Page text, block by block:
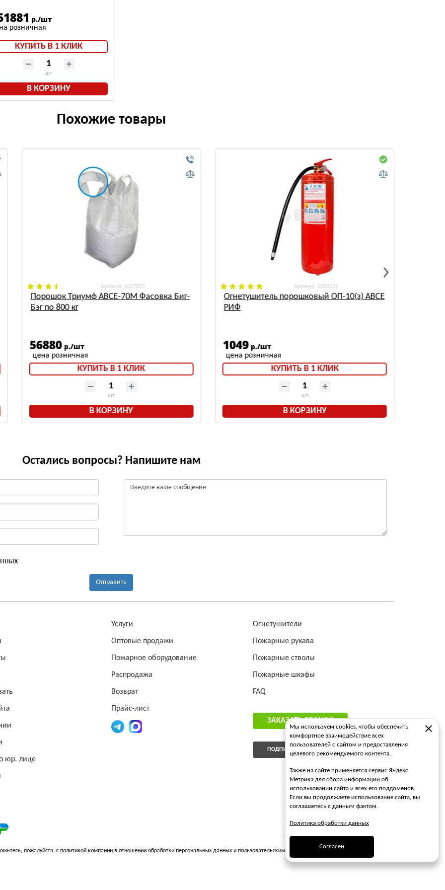
р./шт
КУПИТЬ В 1 КЛИК
шт
В КОРЗИНУ
Похожие товары
: 1007825
Порошок Триумф АВСЕ-70М Фасовка Биг-
Бэг по 800 кг
56880 р./шт
КУПИТЬ В 1 КЛИК
шт
В КОРЗИНУ
: 1003131
Огнетушитель порошковый ОП-10(з) АВСЕ
РИФ
1049 р./шт
КУПИТЬ В 1 КЛИК
шт
В КОРЗИНУ
Остались вопросы? Напишите нам
Отправить
юр. лице
Услуги
Оптовые продажи
Пожарное оборудование
Распродажа
Возврат
Прайс-лист
Огнетушители
Пожарные рукава
Пожарные стволы
Пожарные шкафы
FAQ
ЗАКАЗАТЬ ЗВОНОК
ПОДПИСАТЬСЯ НА РАССЫЛКУ
пожалуйста, с политикой компаниив отношении обработки персональных данных и пользовательским соглашением
Мы используем cookies, чтобы обеспечить
комфортное взаимодействие всех
пользователей с сайтом и предоставления
целевого рекомендуемого контента.
Также на сайте применяется сервис Яндекс
Метрика для сбора информации об
использовании сайта и всех его поддоменов.
Если вы продолжаете использование сайта, вы
соглашаетесь с данным фактом.
Политика обработки данных
Согласен